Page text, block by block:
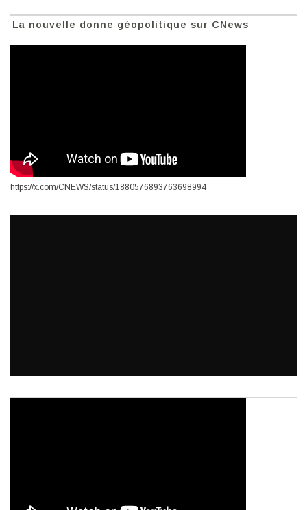
La nouvelle donne géopolitique sur CNews
https://x.com/CNEWS/status/1880576893763698994